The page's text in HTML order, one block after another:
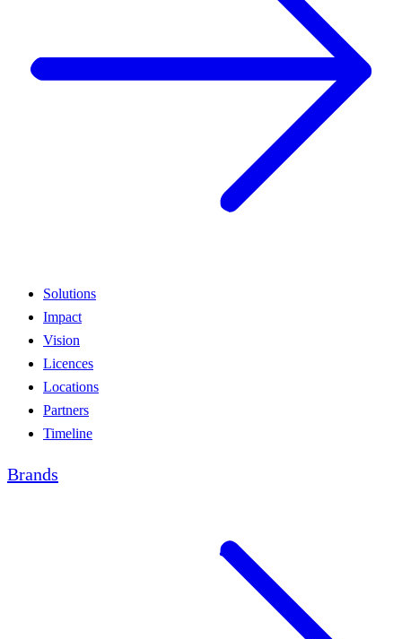
Solutions
Impact
Vision
Licences
Locations
Partners
Timeline
Brands